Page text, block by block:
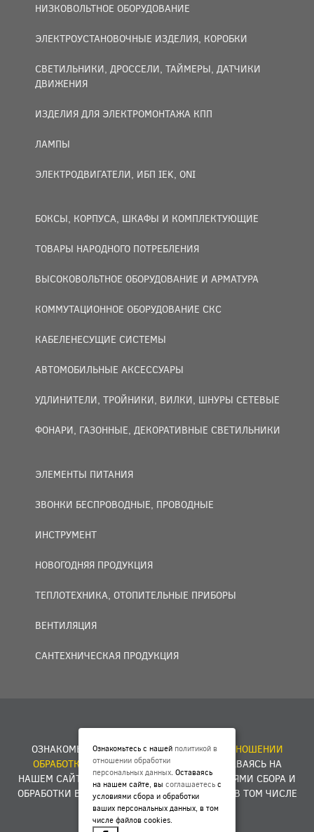
НИЗКОВОЛЬТНОЕ ОБОРУДОВАНИЕ
ЭЛЕКТРОУСТАНОВОЧНЫЕ ИЗДЕЛИЯ, КОРОБКИ
СВЕТИЛЬНИКИ, ДРОССЕЛИ, ТАЙМЕРЫ, ДАТЧИКИ
ДВИЖЕНИЯ
ИЗДЕЛИЯ ДЛЯ ЭЛЕКТРОМОНТАЖА КПП
ЛАМПЫ
ЭЛЕКТРОДВИГАТЕЛИ, ИБП IEK, ONI
БОКСЫ, КОРПУСА, ШКАФЫ И КОМПЛЕКТУЮЩИЕ
ТОВАРЫ НАРОДНОГО ПОТРЕБЛЕНИЯ
ВЫСОКОВОЛЬТНОЕ ОБОРУДОВАНИЕ И АРМАТУРА
КОММУТАЦИОННОЕ ОБОРУДОВАНИЕ СКС
КАБЕЛЕНЕСУЩИЕ СИСТЕМЫ
АВТОМОБИЛЬНЫЕ АКСЕССУАРЫ
УДЛИНИТЕЛИ, ТРОЙНИКИ, ВИЛКИ, ШНУРЫ СЕТЕВЫЕ
ФОНАРИ, ГАЗОННЫЕ, ДЕКОРАТИВНЫЕ СВЕТИЛЬНИКИ
ЭЛЕМЕНТЫ ПИТАНИЯ
ЗВОНКИ БЕСПРОВОДНЫЕ, ПРОВОДНЫЕ
ИНСТРУМЕНТ
НОВОГОДНЯЯ ПРОДУКЦИЯ
ТЕПЛОТЕХНИКА, ОТОПИТЕЛЬНЫЕ ПРИБОРЫ
ВЕНТИЛЯЦИЯ
САНТЕХНИЧЕСКАЯ ПРОДУКЦИЯ
ОЗНАКОМЬТЕСЬ С НАШЕЙПОЛИТИКОЙ В ОТНОШЕНИИ
ОБРАБОТКИ ПЕРСОНАЛЬНЫХ ДАННЫХ
. ОСТАВАЯСЬ НА
НАШЕМ САЙТЕ, ВЫСОГЛАШАЕТЕСЬС УСЛОВИЯМИ СБОРА И
ОБРАБОТКИ ВАШИХ ПЕРСОНАЛЬНЫХ ДАННЫХ, В ТОМ ЧИСЛЕ
ФАЙЛОВ COOKIES.
Ознакомьтесь с нашей политикой в
отношении обработки
персональных данных. Оставаясь
на нашем сайте, вы соглашаетесь с
условиями сбора и обработки
ваших персональных данных, в том
числе файлов cookies.